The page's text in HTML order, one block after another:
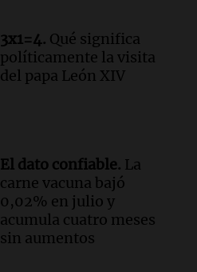
3x1=4. Qué significa
políticamente la visita
del papa León XIV
El dato confiable. La
carne vacuna bajó
0,02% en julio y
acumula cuatro meses
sin aumentos